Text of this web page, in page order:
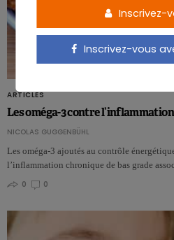
ARTICLES
Les oméga-3 contre
NICOLAS GUGGENBÜHL
Les oméga-3 ajoutés au contrôle
l’inflammation chronique de bas grade
0
0
Inscrivez-
Inscrivez-vous